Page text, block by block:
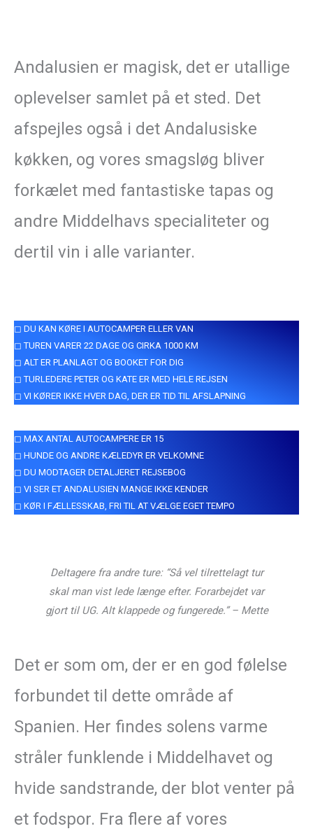
Andalusien er magisk, det er utallige
oplevelser samlet på et sted. Det
afspejles også i det Andalusiske
køkken, og vores smagsløg bliver
forkælet med fantastiske tapas og
andre Middelhavs specialiteter og
dertil vin i alle varianter.
◻ DU KAN KØRE I AUTOCAMPER ELLER VAN
◻ TUREN VARER 22 DAGE OG CIRKA 1000 KM
◻ ALT ER PLANLAGT OG BOOKET FOR DIG
◻ TURLEDERE PETER OG KATE ER MED HELE REJSEN
◻ VI KØRER IKKE HVER DAG, DER ER TID TIL AFSLAPNING
◻ MAX ANTAL AUTOCAMPERE ER 15
◻ HUNDE OG ANDRE KÆLEDYR ER VELKOMNE
◻ DU MODTAGER DETALJERET REJSEBOG
◻ VI SER ET ANDALUSIEN MANGE IKKE KENDER
◻ KØR I FÆLLESSKAB, FRI TIL AT VÆLGE EGET TEMPO
Deltagere fra andre ture: “Så vel tilrettelagt tur
skal man vist lede længe efter. Forarbejdet var
gjort til UG. Alt klappede og fungerede.” – Mette
Det er som om, der er en god følelse
forbundet til dette område af
Spanien. Her findes solens varme
stråler funklende i Middelhavet og
hvide sandstrande, der blot venter på
et fodspor. Fra flere af vores